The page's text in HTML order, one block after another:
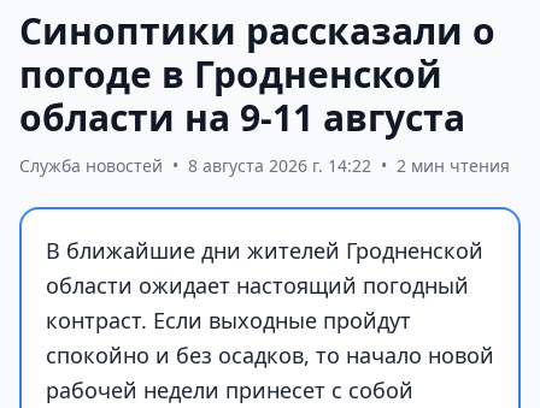
Синоптики рассказали о
погоде в Гродненской
области на 9-11 августа
Служба новостей • 8 августа 2026 г. 14:22 • 2 мин чтения
В ближайшие дни жителей Гродненской
области ожидает настоящий погодный
контраст. Если выходные пройдут
спокойно и без осадков, то начало новой
рабочей недели принесет с собой